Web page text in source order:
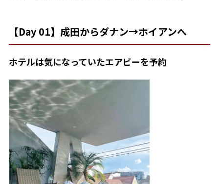
【Day 01】成田からダナン→ホイアンへ
ホテルは気になっていたエアビーを予約